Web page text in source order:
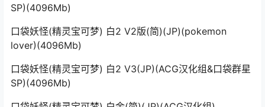
SP)(4096Mb)
口袋妖怪(精灵宝可梦) 白2 V2版(简)(JP)(pokemon
lover)(4096Mb)
口袋妖怪(精灵宝可梦) 白2 V3(JP)(ACG汉化组&口袋群星
SP)(4096Mb)